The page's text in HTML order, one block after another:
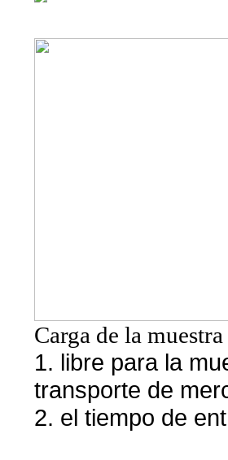
Carga de la
1. libre para la
transporte de
2. el tiempo de